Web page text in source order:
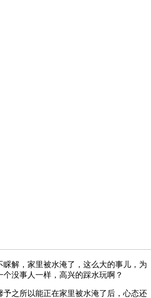
解，家里被水淹了，这么大的事儿，为
没事人一样，高兴的踩水玩啊？
之所以能正在家里被水淹了后，心态还